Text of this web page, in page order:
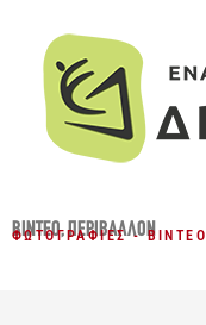
ΒΊΝΤΕΟ,ΠΕΡΙΒΆΛΛΟΝ
ΦΩΤΟΓΡΑΦΊΕΣ - ΒΊΝΤΕΟ